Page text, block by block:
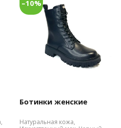
–10%
Ботинки женские
Натуральная кожа,